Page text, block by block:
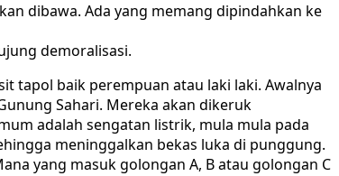
dibawa. Ada yang memang dipindahkan ke
demoralisasi.
tapol baik perempuan atau laki laki. Awalnya
Sahari. Mereka akan dikeruk
adalah sengatan listrik, mula mula pada
meninggalkan bekas luka di punggung.
yang masuk golongan A, B atau golongan C